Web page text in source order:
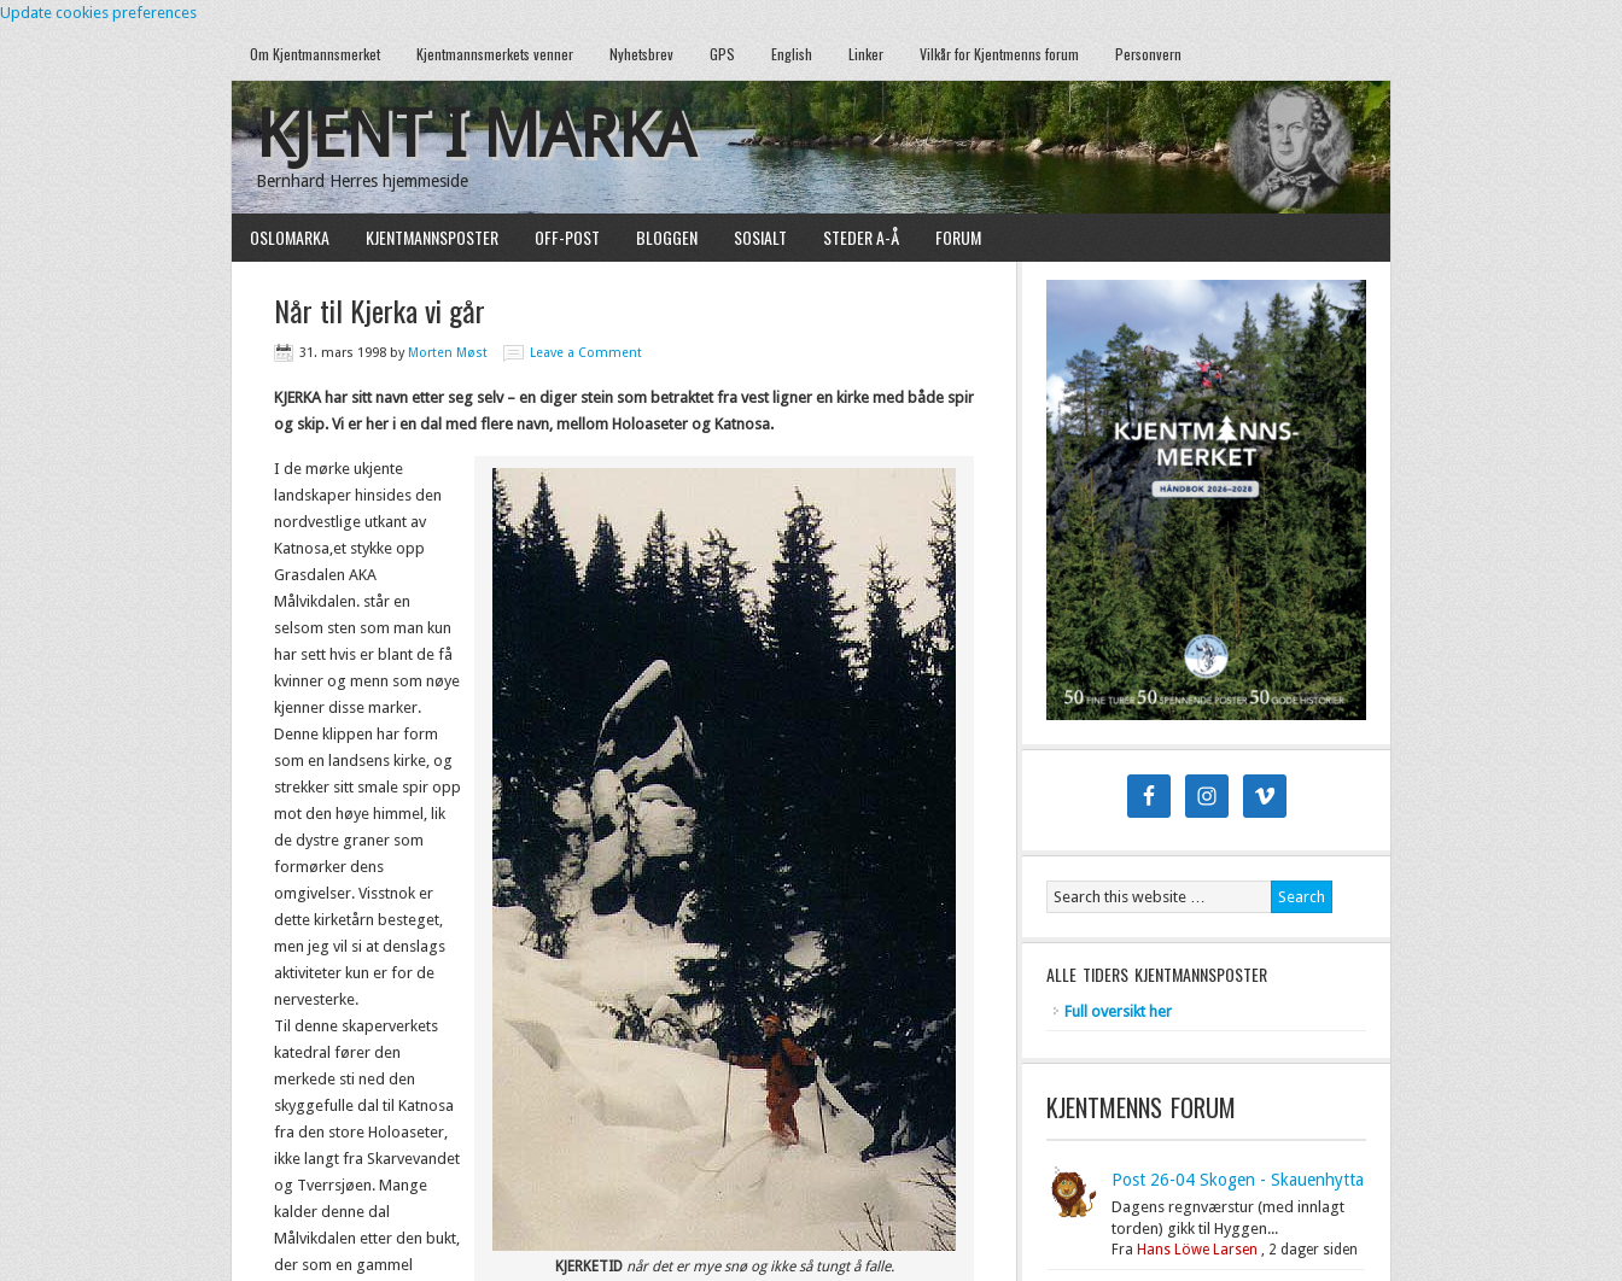
Update cookies preferences
Om Kjentmannsmerket Kjentmannsmerkets venner Nyhetsbrev GPS English Linker Vilkår for Kjentmenns forum Personvern
KJENT I MARKA
Bernhard Herres hjemmeside
OSLOMARKA KJENTMANNSPOSTER OFF-POST BLOGGEN SOSIALT STEDER A-Å FORUM
Når til Kjerka vi går
31. mars 1998 byMorten Møst Leave a Comment
KJERKA har sitt navn etter seg selv – en diger stein som betraktet fra vest ligner en kirke med både spir
og skip. Vi er her i en dal med flere navn, mellom Holoaseter og Katnosa.
KJERKETID når det er mye snø og ikke så tungt å falle.
I de mørke ukjente
landskaper hinsides den
nordvestlige utkant av
Katnosa,et stykke opp
Grasdalen AKA
Målvikdalen. står en
selsom sten som man kun
har sett hvis er blant de få
kvinner og menn som nøye
kjenner disse marker.
Denne klippen har form
som en landsens kirke, og
strekker sitt smale spir opp
mot den høye himmel, lik
de dystre graner som
formørker dens
omgivelser. Visstnok er
dette kirketårn besteget,
men jeg vil si at denslags
aktiviteter kun er for de
nervesterke.
Til denne skaperverkets
katedral fører den
merkede sti ned den
skyggefulle dal til Katnosa
fra den store Holoaseter,
ikke langt fra Skarvevandet
og Tverrsjøen. Mange
kalder denne dal
Målvikdalen etter den bukt,
der som en gammel
ALLE TIDERS KJENTMANNSPOSTER
Full oversikt her
KJENTMENNS FORUM
Post 26-04 Skogen - Skauenhytta
Dagens regnværstur (med innlagt
torden) gikk til Hyggen...
Fra Hans Löwe Larsen , 2 dager siden